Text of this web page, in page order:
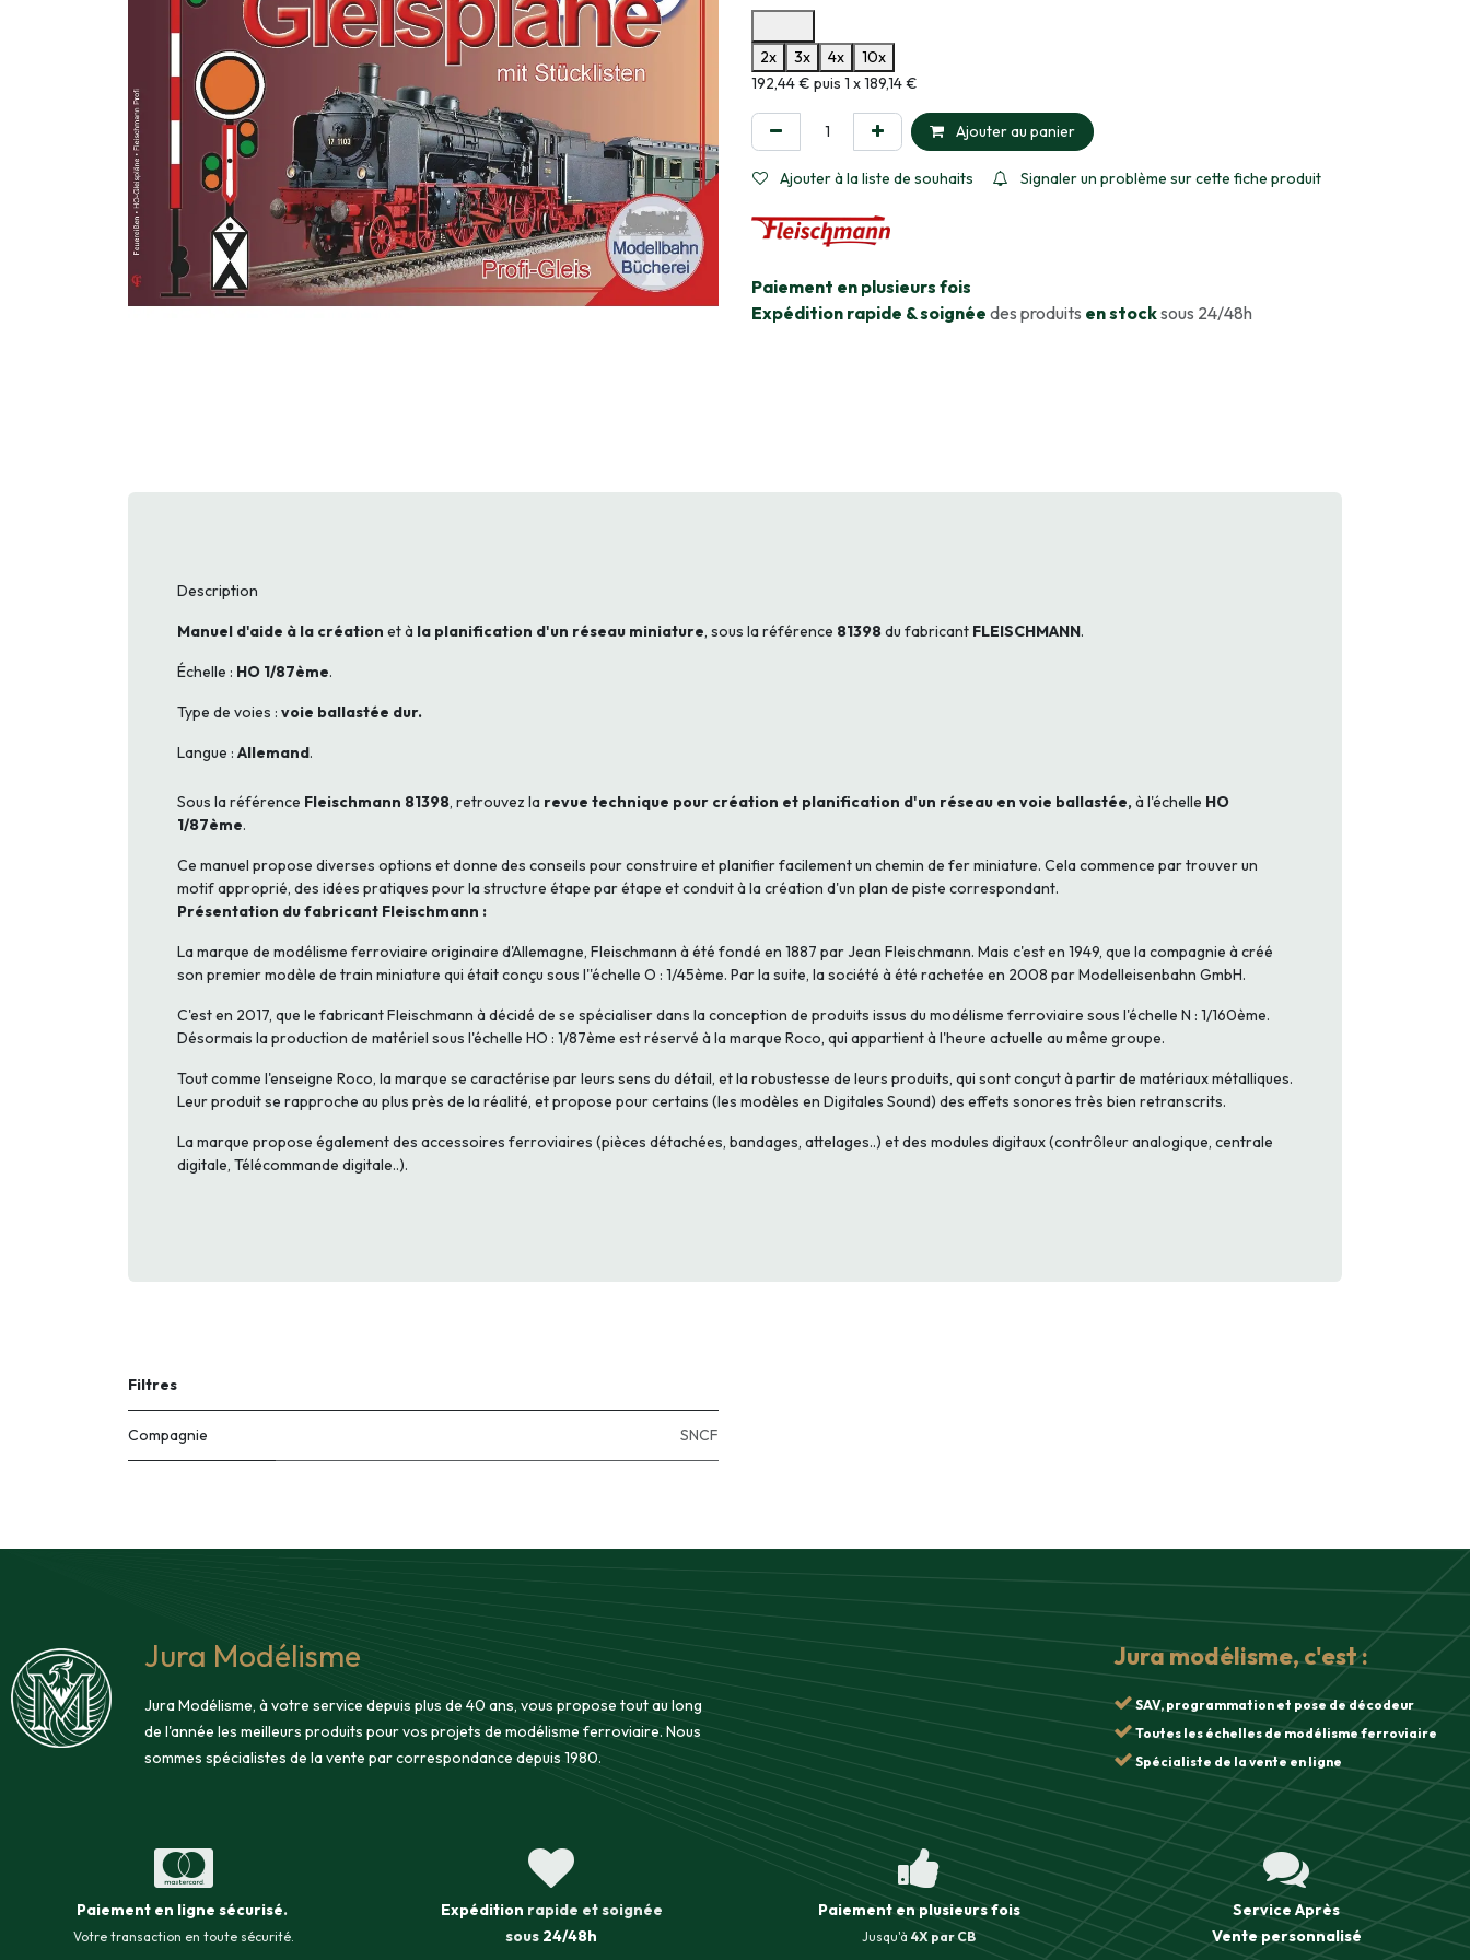
2x
3x 4x
10x
Informations sur le plan de paiement sélectionné
192,44 € puis 1 x 189,14 €
Ajouter au panier
Ajouter à la liste de souhaits Signaler un problème sur cette fiche produit
​Paiement en plusieurs fois
Expédition rapide & soignée des produits en stocksous 24/48h
Description
Manuel d'aide à la création et à la planification d'un réseau miniature, sous la référence 81398du fabricant FLEISCHMANN.
Échelle : HO 1/87ème.
Type de voies : voie ballastée dur.
Langue : Allemand.
Sous la référence Fleischmann 81398, retrouvez la revue technique pour création et planification d'un réseau en voie ballastée,à l'échelle HO
1/87ème.
Ce manuel propose diverses options et donne des conseils pour construire et planifier facilement un chemin de fer miniature. Cela commence par trouver un
motif approprié, des idées pratiques pour la structure étape par étape et conduit à la création d'un plan de piste correspondant.
Présentation du fabricant Fleischmann :
La marque de modélisme ferroviaire originaire d'Allemagne, Fleischmann à été fondé en 1887 par Jean Fleischmann. Mais c'est en 1949, que la compagnie à créé
son premier modèle de train miniature qui était conçu sous l''échelle O : 1/45ème. Par la suite, la société à été rachetée en 2008 par Modelleisenbahn GmbH.
C'est en 2017, que le fabricant Fleischmann à décidé de se spécialiser dans la conception de produits issus du modélisme ferroviaire sous l'échelle N : 1/160ème.
Désormais la production de matériel sous l'échelle HO : 1/87ème est réservé à la marque Roco, qui appartient à l'heure actuelle au même groupe.
Tout comme l'enseigne Roco, la marque se caractérise par leurs sens du détail, et la robustesse de leurs produits, qui sont conçut à partir de matériaux métalliques.
Leur produit se rapproche au plus près de la réalité, et propose pour certains (les modèles en Digitales Sound) des effets sonores très bien retranscrits.
La marque propose également des accessoires ferroviaires (pièces détachées, bandages, attelages..) et des modules digitaux (contrôleur analogique, centrale
digitale, Télécommande digitale..).
Filtres
Compagnie SNCF
Jura Modélisme
Jura Modélisme, à votre service depuis plus de 40 ans, vous propose tout au long
de l'année les meilleurs produits pour vos projets de modélisme ferroviaire. Nous
sommes spécialistes de la vente par correspondance depuis 1980.
Paiement en ligne sécurisé.
Votre transaction en toute sécurité.
Expédition rapide et soignée
sous 24/48h
Paiement en plusieurs fois
Jusqu'à 4X par CB
Service Après
Ventepersonnalisé
Jura modélisme, c'est :
SAV, programmation et pose de décodeur
Toutes les échelles de modélisme ferroviaire
Spécialiste de la vente en ligne